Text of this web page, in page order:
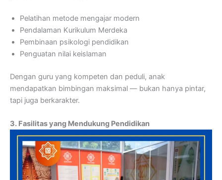
Pelatihan metode mengajar modern
Pendalaman Kurikulum Merdeka
Pembinaan psikologi pendidikan
Penguatan nilai keislaman
Dengan guru yang kompeten dan peduli, anak
mendapatkan bimbingan maksimal — bukan hanya pintar,
tapi juga berkarakter.
3. Fasilitas yang Mendukung Pendidikan